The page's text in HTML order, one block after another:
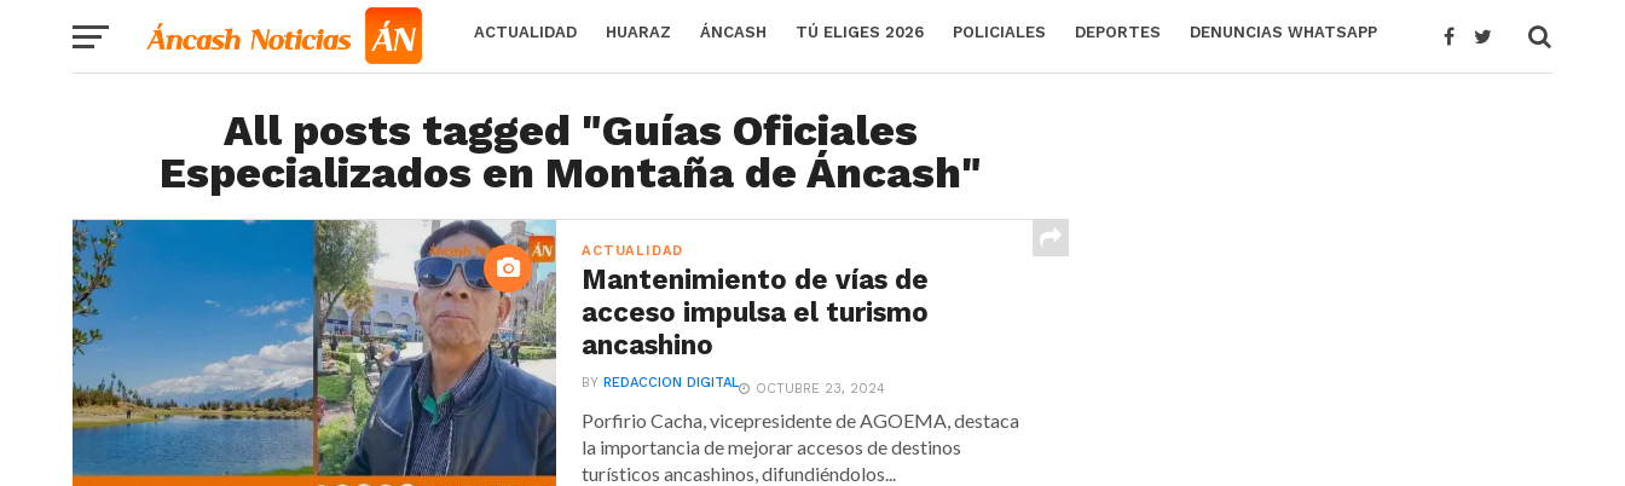
ACTUALIDAD HUARAZ ÁNCASH TÚ ELIGES 2026 POLICIALES DEPORTES DENUNCIAS WHATSAPP
All posts tagged "Guías Oficiales
Especializados en Montaña de Áncash"
ACTUALIDAD
Mantenimiento de vías de
acceso impulsa el turismo
ancashino
BYREDACCION DIGITAL OCTUBRE 23, 2024
Porfirio Cacha, vicepresidente de AGOEMA, destaca
la importancia de mejorar accesos de destinos
turísticos ancashinos, difundiéndolos...